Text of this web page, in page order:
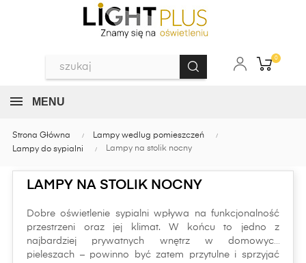
0
MENU
Strona Główna
Lampy wedlug pomieszczeń
Lampy do sypialni
Lampy na stolik nocny
LAMPY NA STOLIK NOCNY
Dobre oświetlenie sypialni wpływa na funkcjonalność
przestrzeni oraz jej klimat. W końcu to jedno z
najbardziej prywatnych wnętrz w domowych
pieleszach – powinno być zatem przytulne i sprzyjać